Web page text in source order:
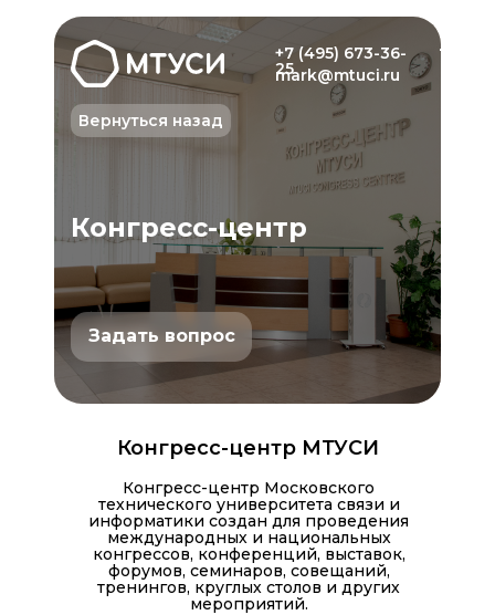
Конгресс-центр
+7 (495) 673-36-
25
mark@mtuci.ru
Задать вопрос
Вернуться назад
Конгресс-центр МТУСИ
Конгресс-центр Московского
технического университета связи и
информатики создан для проведения
международных и национальных
конгрессов, конференций, выставок,
форумов, семинаров, совещаний,
тренингов, круглых столов и других
мероприятий.